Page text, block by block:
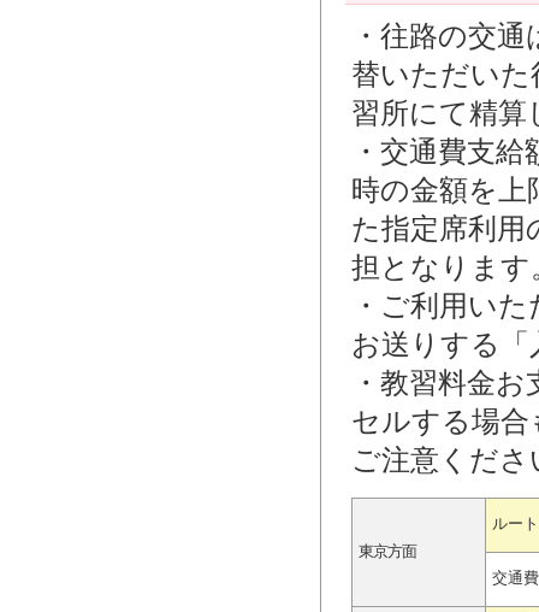
・往路の交
替いただいた
習所にて精算
・交通費支
時の金額を上
た指定席利用
担となります
・ご利用い
お送りする
・教習料金
セルする場
ご注意くださ
東京方面
ルート
交通